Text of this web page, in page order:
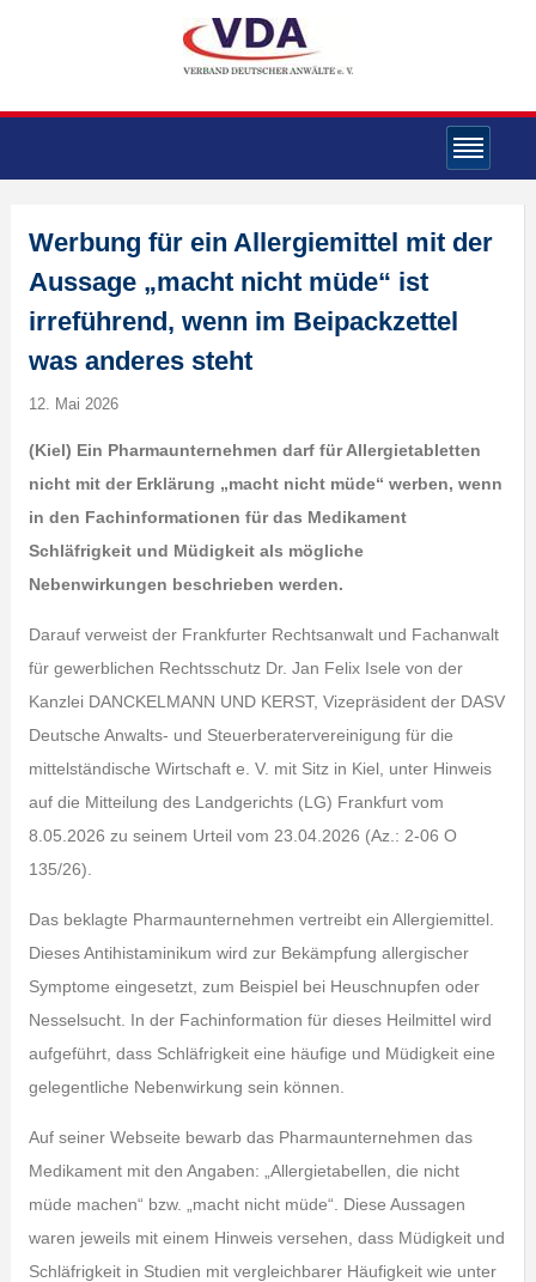
Werbung für ein Allergiemittel mit der
Aussage „macht nicht müde“ ist
irreführend, wenn im Beipackzettel
was anderes steht
12. Mai 2026
(Kiel) Ein Pharmaunternehmen darf für Allergietabletten
nicht mit der Erklärung „macht nicht müde“ werben, wenn
in den Fachinformationen für das Medikament
Schläfrigkeit und Müdigkeit als mögliche
Nebenwirkungen beschrieben werden.
Darauf verweist der Frankfurter Rechtsanwalt und Fachanwalt
für gewerblichen Rechtsschutz Dr. Jan Felix Isele von der
Kanzlei DANCKELMANN UND KERST, Vizepräsident der DASV
Deutsche Anwalts- und Steuerberatervereinigung für die
mittelständische Wirtschaft e. V. mit Sitz in Kiel, unter Hinweis
auf die Mitteilung des Landgerichts (LG) Frankfurt vom
8.05.2026 zu seinem Urteil vom 23.04.2026 (Az.: 2-06 O
135/26).
Das beklagte Pharmaunternehmen vertreibt ein Allergiemittel.
Dieses Antihistaminikum wird zur Bekämpfung allergischer
Symptome eingesetzt, zum Beispiel bei Heuschnupfen oder
Nesselsucht. In der Fachinformation für dieses Heilmittel wird
aufgeführt, dass Schläfrigkeit eine häufige und Müdigkeit eine
gelegentliche Nebenwirkung sein können.
Auf seiner Webseite bewarb das Pharmaunternehmen das
Medikament mit den Angaben: „Allergietabellen, die nicht
müde machen“ bzw. „macht nicht müde“. Diese Aussagen
waren jeweils mit einem Hinweis versehen, dass Müdigkeit und
Schläfrigkeit in Studien mit vergleichbarer Häufigkeit wie unter